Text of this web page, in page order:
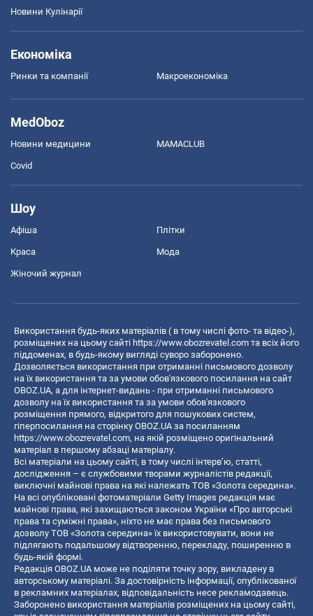
Новини Кулінарії
Економіка
Ринки та компанії Макроекономіка
MedOboz
Новини медицини MAMACLUB
Covid
Шоу
Афіша Плітки
Краса Мода
Жіночий журнал
Використання будь-яких матеріалів ( в тому числі фото- та відео-),
розміщених на цьому сайті https://www.obozrevatel.com та всіх його
піддоменах, в будь-якому вигляді суворо заборонено.
Дозволяється використання при отриманні письмового дозволу
на їх використання та за умови обов'язкового посилання на сайт
OBOZ.UA, а для інтернет-видань - при отриманні письмового
дозволу на їх використання та за умови обов'язкового
розміщення прямого, відкритого для пошукових систем,
гіперпосилання на сторінку OBOZ.UA за посиланням
https://www.obozrevatel.com, на якій розміщено оригінальний
матеріал в першому абзаці матеріалу.
Всі матеріали на цьому сайті, в тому числі інтерв’ю, статті,
дослідження – є службовими творами журналістів редакції,
виключні майнові права на які належать ТОВ «Золота середина».
На всі опубліковані фотоматеріали Getty Images редакція має
майнові права, які захищаються законом України «Про авторські
права та суміжні права», ніхто не має права без письмового
дозволу ТОВ «Золота середина» їх використовувати, вони не
підлягають подальшому відтворенню, перекладу, поширенню в
будь-якій формі.
Редакція OBOZ.UA може не поділяти точку зору, викладену в
авторському матеріалі. За достовірність інформації, опублікованої
в рекламних матеріалах, відповідальність несе рекламодавець.
Заборонено використання матеріалів розміщених на цьому сайті,